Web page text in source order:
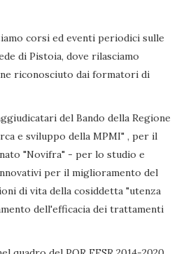
corsi ed eventi periodici sulle
di Pistoia, dove rilasciamo
riconosciuto dai formatori di
del Bando della Regione
e sviluppo della MPMI" , per il
"Novifra" - per lo studio e
per il miglioramento del
di vita della cosiddetta "utenza
dell'efficacia dei trattamenti